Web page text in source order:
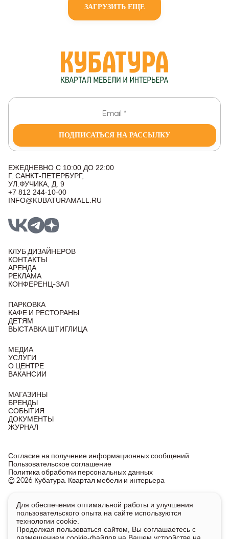
ЗАГРУЗИТЬ ЕЩЕ
ПОДПИСАТЬСЯ НА РАССЫЛКУ
ЕЖЕДНЕВНО С 10:00 ДО 22:00
Г. САНКТ-ПЕТЕРБУРГ,
УЛ.ФУЧИКА, Д. 9
+7 812 244-10-00
INFO@KUBATURAMALL.RU
КЛУБ ДИЗАЙНЕРОВ
КОНТАКТЫ
АРЕНДА
РЕКЛАМА
КОНФЕРЕНЦ-ЗАЛ
ПАРКОВКА
КАФЕ И РЕСТОРАНЫ
ДЕТЯМ
ВЫСТАВКА ШТИГЛИЦА
МЕДИА
УСЛУГИ
О ЦЕНТРЕ
ВАКАНСИИ
МАГАЗИНЫ
БРЕНДЫ
СОБЫТИЯ
ДОКУМЕНТЫ
ЖУРНАЛ
© 2026 Кубатура. Квартал мебели и интерьера
Согласие на получение информационных сообщений
Пользовательское соглашение
Политика обработки персональных данных
Информация о товарах и ценах на сайте не является
публичной офертой, носит исключительно информационный
характер.
Для получения подробной информации о наличии и стоимости
указанных товаров и услуг напишите или позвоните нам.
Для обеспечения оптимальной работы и улучшения
пользовательского опыта на сайте используются
технологии cookie.
Продолжая пользоваться сайтом, Вы соглашаетесь с